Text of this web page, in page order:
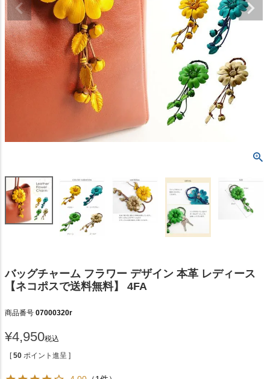
バッグチャーム フラワー デザイン 本革 レディース
【ネコポスで送料無料】 4FA
商品番号 07000320r
¥4,950税込
[ 50 ポイント進呈 ]